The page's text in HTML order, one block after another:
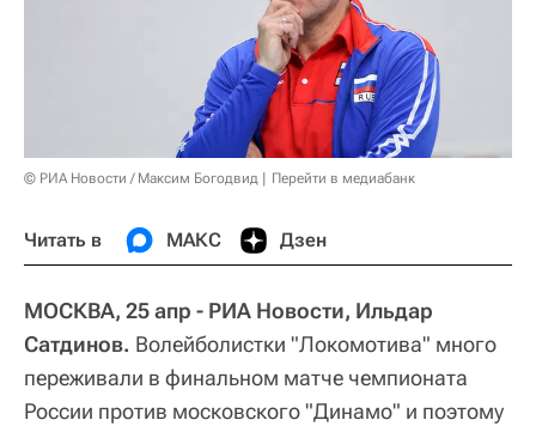
© РИА Новости / Максим Богодвид Перейти в медиабанк
Читать в МАКС Дзен
МОСКВА, 25 апр - РИА Новости, Ильдар
Сатдинов. Волейболистки "Локомотива" много
переживали в финальном матче чемпионата
России против московского "Динамо" и поэтому